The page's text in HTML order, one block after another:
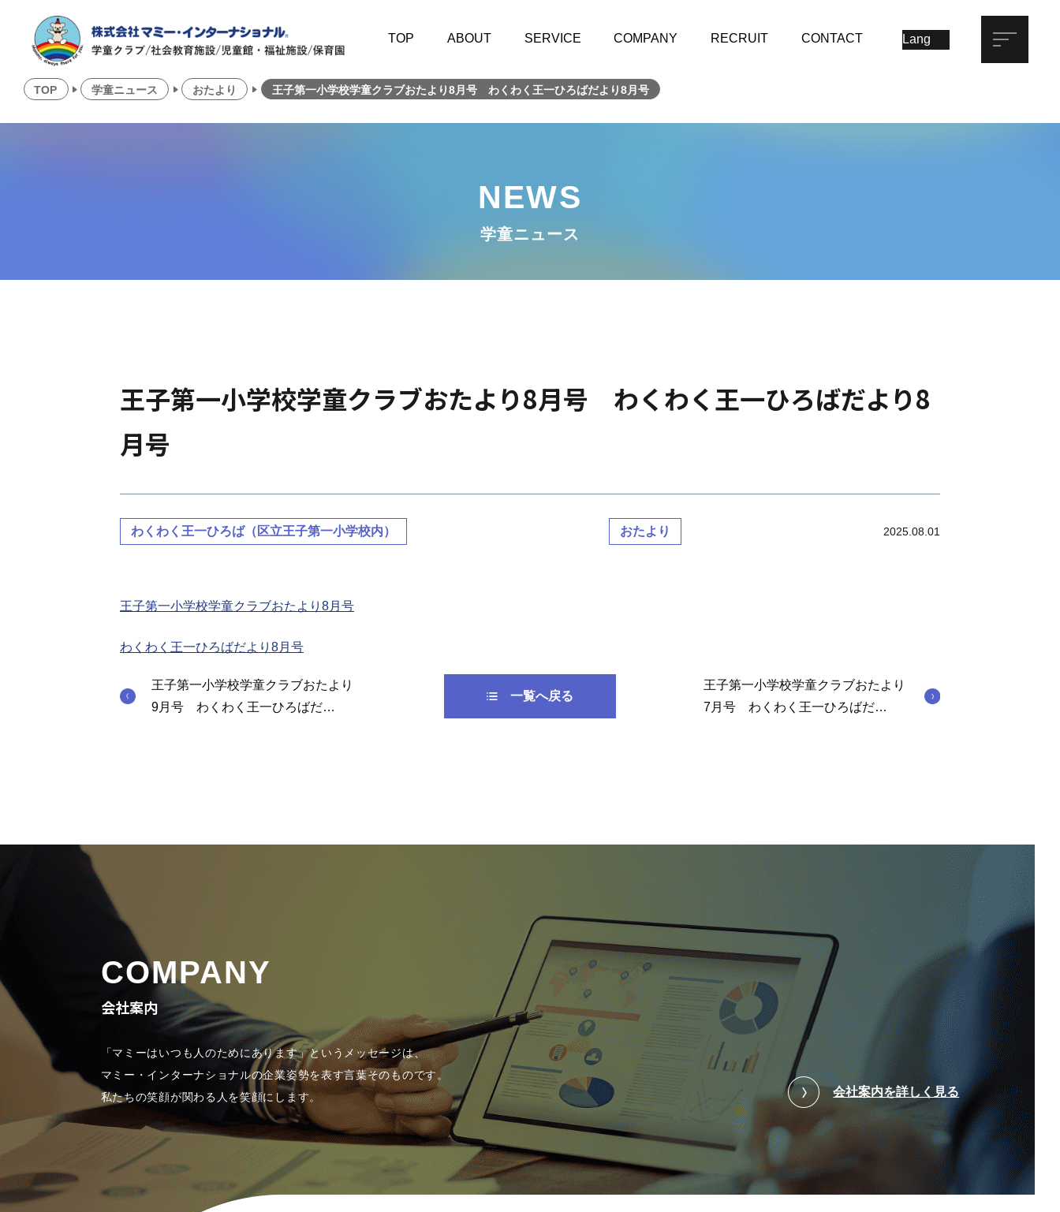
TOP ABOUT SERVICE COMPANY RECRUIT CONTACT
TOP 学童ニュース おたより 王子第一小学校学童クラブおたより8月号 わくわく王一ひろばだより8月号
NEWS
学童ニュース
王子第一小学校学童クラブおたより8月号 わくわく王一ひろばだより8
月号
わくわく王一ひろば（区立王子第一小学校内） おたより 2025.08.01
王子第一小学校学童クラブおたより8月号
わくわく王一ひろばだより8月号
王子第一小学校学童クラブおたより
9月号 わくわく王一ひろばだ…
一覧へ戻る
王子第一小学校学童クラブおたより
7月号 わくわく王一ひろばだ…
COMPANY
会社案内
「マミーはいつも人のためにあります」というメッセージは、
マミー・インターナショナルの企業姿勢を表す言葉そのものです。
私たちの笑顔が関わる人を笑顔にします。
会社案内を詳しく見る